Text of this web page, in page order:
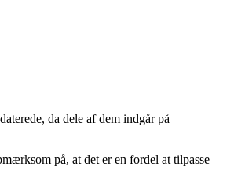
da dele af dem indgår på
på, at det er en fordel at tilpasse